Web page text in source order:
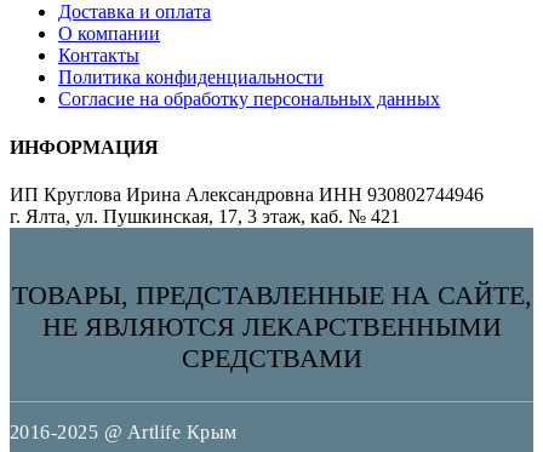
Доставка и оплата
О компании
Контакты
Политика конфиденциальности
Согласие на обработку персональных данных
ИНФОРМАЦИЯ
ИП Круглова Ирина Александровна ИНН 930802744946
г. Ялта, ул. Пушкинская, 17, 3 этаж, каб. № 421
ТОВАРЫ, ПРЕДСТАВЛЕННЫЕ НА САЙТЕ,
НЕ ЯВЛЯЮТСЯ ЛЕКАРСТВЕННЫМИ
СРЕДСТВАМИ
2016-2025 @ Artlife Крым